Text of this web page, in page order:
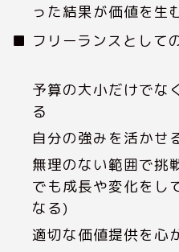
った結果が価値を生
■ フリーランスとして
予算の大小だけでな
る
自分の強みを活かせ
無理のない範囲で挑
でも成長や変化をし
なる)
適切な価値提供を心